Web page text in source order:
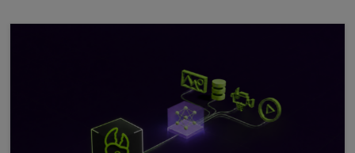
将上下文感知型视频 AI 智能体集成到企业工作流中